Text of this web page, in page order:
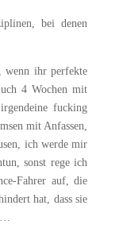
bei denen
wenn ihr perfekte
4 Wochen mit
fucking
mit Anfassen,
ich werde mir
sonst rege ich
Fahrer auf, die
hat, dass sie